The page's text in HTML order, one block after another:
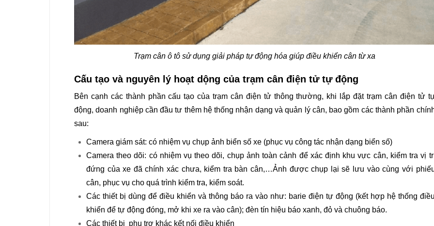
Trạm cân ô tô sử dụng giải pháp tự động hóa giúp điều khiển cân từ xa
Cấu tạo và nguyên lý hoạt dộng của trạm cân điện tử tự động
Bên cạnh các thành phần cấu tạo của trạm cân điện tử thông thường, khi lắp đặt trạm cân điện tử
động, doanh nghiệp cần đầu tư thêm hệ thống nhận dạng và quản lý cân, bao gồm các thành phần
sau:
Camera giám sát: có nhiệm vụ chụp ảnh biển số xe (phục vụ công tác nhận dạng biển số)
Camera theo dõi: có nhiệm vụ theo dõi, chụp ảnh toàn cảnh để xác định khu vực cân, kiểm tra vị
đứng của xe đã chính xác chưa, kiểm tra bàn cân,…Ảnh được chụp lại sẽ lưu vào cùng với
cân, phục vụ cho quá trình kiểm tra, kiểm soát.
Các thiết bị dùng để điều khiển và thông báo ra vào như: barie điện tự động (kết hợp hệ thống điều
khiển để tự động đóng, mở khi xe ra vào cân); đèn tín hiệu báo xanh, đỏ và chuông báo.
Các thiết bị phụ trợ khác kết nối điều khiển